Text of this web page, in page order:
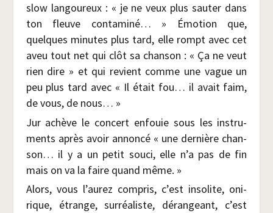
slow lan­gou­reux : « je ne veux plus sau­ter dans
ton fleuve conta­mi­né… » Émo­tion que,
quelques minutes plus tard, elle rompt avec cet
aveu tout net qui clôt sa chan­son : « Ça ne veut
rien dire » et qui revient comme une vague un
peu plus tard avec « Il était fou… il avait faim,
de vous, de nous… »
Jur achève le concert enfouie sous les ins­tru­
ments après avoir annon­cé « une der­nière chan­
son… il y a un petit sou­ci, elle n’a pas de fin
mais on va la faire quand même. »
Alors, vous l’aurez com­pris, c’est inso­lite, oni­
rique, étrange, sur­réa­liste, déran­geant, c’est